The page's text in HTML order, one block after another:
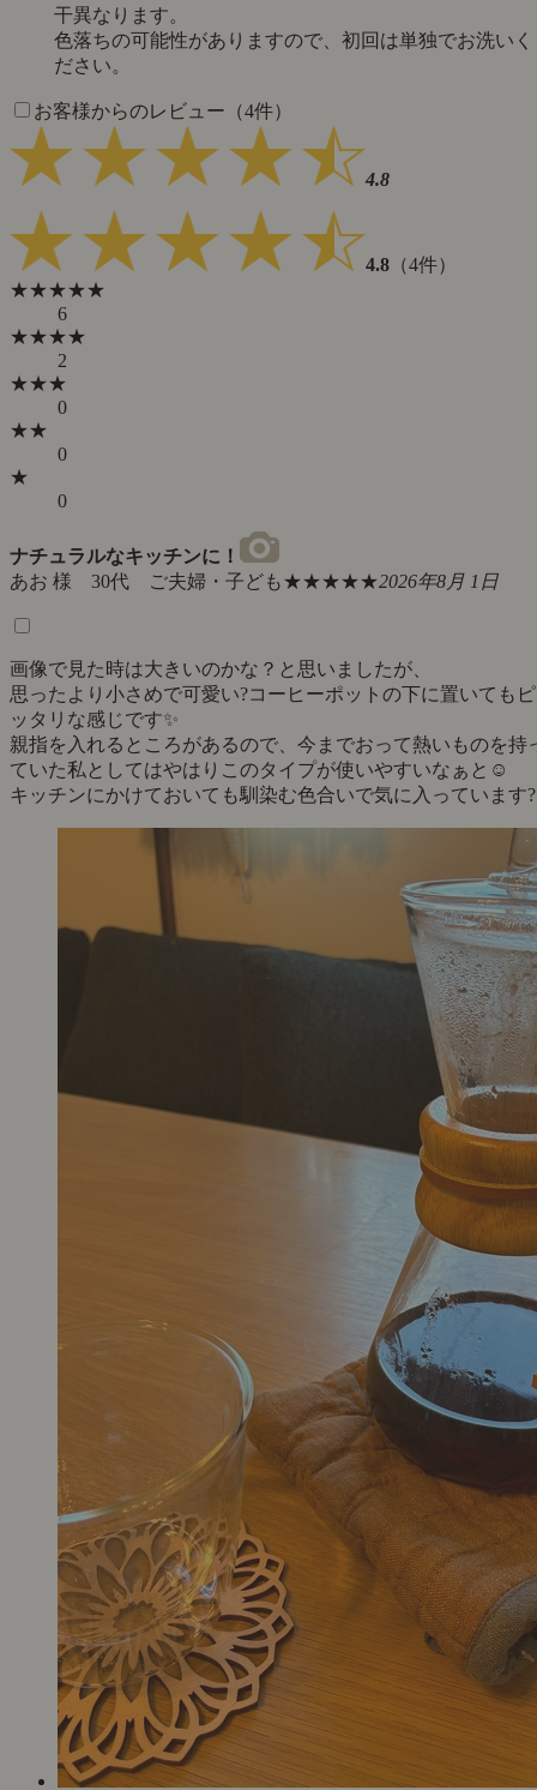
干異なります。
色落ちの可能性がありますので、初回は単独でお洗いく
ださい。
お客様からのレビュー（4件）
4.8
4.8 （4件）
★★★★★
6
★★★★
2
★★★
0
★★
0
★
0
ナチュラルなキッチンに！
あお 様 30代 ご夫婦・子ども★★★★★2026年8月 1日
画像で見た時は大きいのかな？と思いましたが、
思ったより小さめで可愛い?コーヒーポットの下に置いてもピ
ッタリな感じです✨
親指を入れるところがあるので、今までおって熱いものを持
ていた私としてはやはりこのタイプが使いやすいなぁと☺️
キッチンにかけておいても馴染む色合いで気に入っています?